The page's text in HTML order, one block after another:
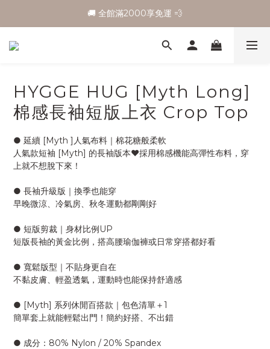
🚚 全館滿2000享免運 💨
HYGGE HUG [Myth Long]
棉感長袖短版上衣 Crop Top
● 延續 [Myth ]人氣布料｜棉花糖般柔軟
人氣款短袖 [Myth] 的長袖版本♥︎採用棉感機能高彈性布料，穿
上就不想脫下來！
● 長袖升級版｜換季也能穿
早晚微涼、冷氣房、秋冬運動都剛剛好
● 短版剪裁｜身材比例UP
短版長袖的黃金比例，搭高腰瑜伽褲或日常穿搭都好看
● 寬鬆版型｜不貼身更自在
不黏皮膚、輕盈透氣，運動時也能保持舒適感
● [Myth] 系列休閒百搭款｜包色清單＋1
簡單套上就能輕鬆出門！簡約好搭、不出錯
● 成分：80% Nylon / 20% Spandex